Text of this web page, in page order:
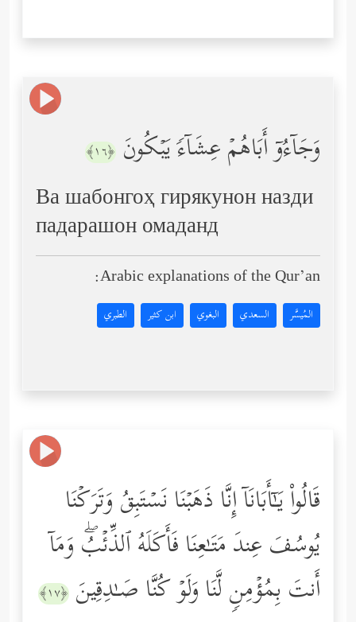
وَجَاۤءُوۤ أَبَاهُمۡ عِشَاۤءࣰ یَبۡكُونَ ﴿١٦﴾
Ва шабонгоҳ гирякунон назди
падарашон омаданд
Arabic explanations of the Qur’an:
المُيسَّر السعدي البغوي ابن كثير الطبري
قَالُواْ یَـٰۤأَبَانَاۤ إِنَّا ذَهَبۡنَا نَسۡتَبِقُ وَتَرَكۡنَا
یُوسُفَ عِندَ مَتَـٰعِنَا فَأَكَلَهُ ٱلذِّئۡبُۖ وَمَاۤ
أَنتَ بِمُؤۡمِنࣲ لَّنَا وَلَوۡ كُنَّا صَـٰدِقِینَ ﴿١٧﴾